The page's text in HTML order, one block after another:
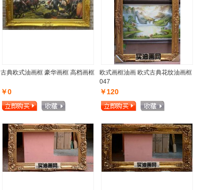
古典欧式油画框 豪华画框 高档画框
￥0
欧式画框油画 欧式古典花纹油画框
047
￥120